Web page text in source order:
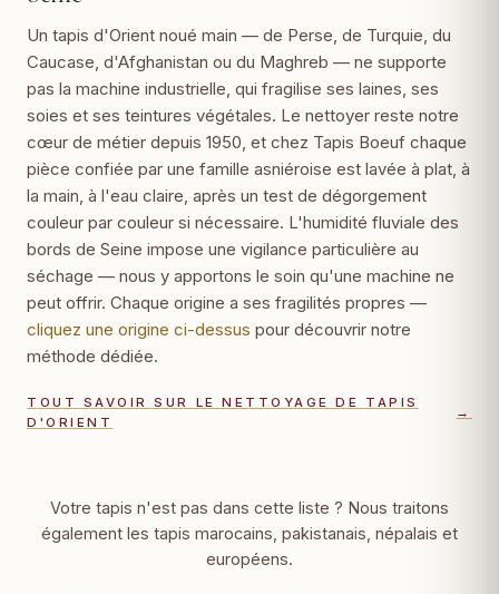
Un tapis d'Orient noué main — de Perse, de Turquie, du
Caucase, d'Afghanistan ou du Maghreb — ne supporte
pas la machine industrielle, qui fragilise ses laines, ses
soies et ses teintures végétales. Le nettoyer reste notre
cœur de métier depuis 1950, et chez Tapis Boeuf chaque
pièce confiée par une famille asniéroise est lavée à plat, à
la main, à l'eau claire, après un test de dégorgement
couleur par couleur si nécessaire. L'humidité fluviale des
bords de Seine impose une vigilance particulière au
séchage — nous y apportons le soin qu'une machine ne
peut offrir. Chaque origine a ses fragilités propres —
cliquez une origine ci-dessus pour découvrir notre
méthode dédiée.
TOUT SAVOIR SUR LE NETTOYAGE DE TAPIS
D'ORIENT
→
Votre tapis n'est pas dans cette liste ? Nous traitons
également les tapis marocains, pakistanais, népalais et
européens.